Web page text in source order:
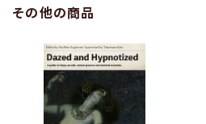
その他の商品